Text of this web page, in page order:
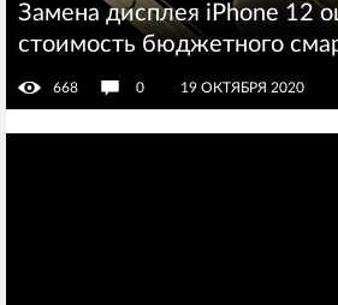
Замена дисплея iPhone 12
стоимость бюджетного
668 0 19 ОКТЯБРЯ 2020